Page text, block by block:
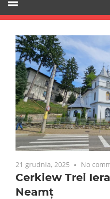
21 grudnia, 2025 No
Cerkiew Trei
Neamț